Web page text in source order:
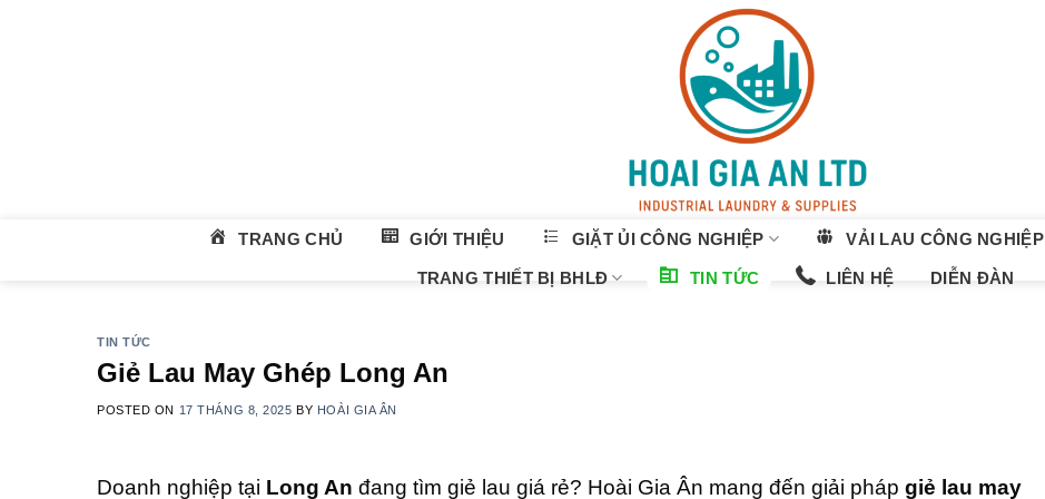
TRANG CHỦ GIỚI THIỆU GIẶT ỦI CÔNG NGHIỆP VẢI LAU CÔNG NGHIỆP
TRANG THIẾT BỊ BHLĐ TIN TỨC LIÊN HỆ DIỄN ĐÀN
TIN TỨC
Giẻ Lau May Ghép Long An
POSTED ON 17 THÁNG 8, 2025 BY HOÀI GIA ÂN
Doanh nghiệp tại Long An đang tìm giẻ lau giá rẻ? Hoài Gia Ân mang đến giải pháp giẻ lau may